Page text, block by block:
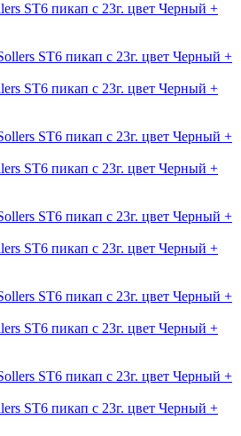
ST6 пикап с 23г. цвет Черный +
ST6 пикап с 23г. цвет Черный +
ST6 пикап с 23г. цвет Черный +
ST6 пикап с 23г. цвет Черный +
ST6 пикап с 23г. цвет Черный +
ST6 пикап с 23г. цвет Черный +